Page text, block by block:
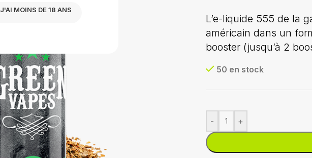
J'AI MOINS DE 18 ANS
L’e-liquide 555 de la
américain dans un
booster (jusqu’à 2
50 en stock
- +